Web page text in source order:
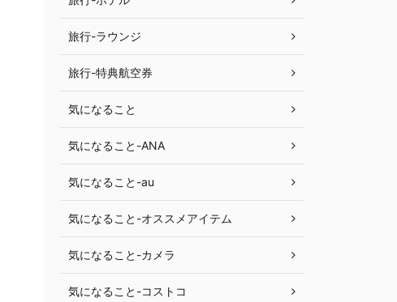
旅行-ラウンジ
旅行-特典航空券
気になること
気になること-ANA
気になること-au
気になること-オススメアイテム
気になること-カメラ
気になること-コストコ